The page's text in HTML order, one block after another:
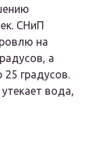
СНиП
на
а
градусов.
вода,